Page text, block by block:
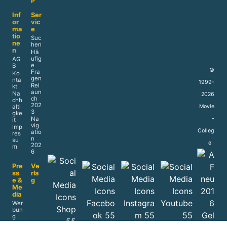
Pri
va
cy
Sit
e
Ma
p
Inf
or
ma
tio
ne
n
AG
B
Ko
nta
kt
Na
chh
it
Imp
res
su
m
Ser
vic
e
Suc
hen
Hä
ufig
e
Fra
gen
Rel
aun
ch
202
Na
vig
atio
Pre
ss
rla
©
1999-
2026
Movie
-
Colleg
e